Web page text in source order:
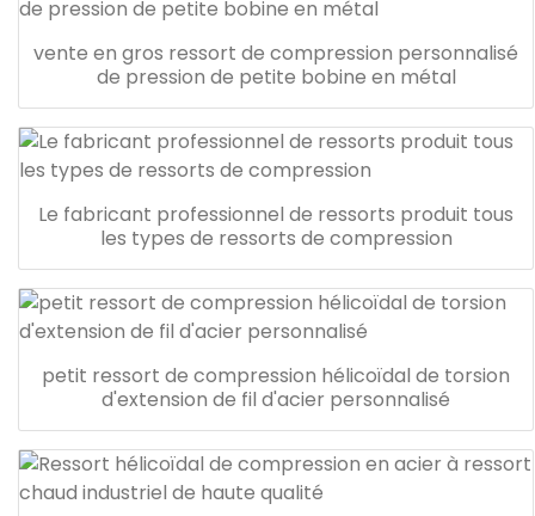
vente en gros ressort de compression personnalisé
de pression de petite bobine en métal
Le fabricant professionnel de ressorts produit tous
les types de ressorts de compression
petit ressort de compression hélicoïdal de torsion
d'extension de fil d'acier personnalisé